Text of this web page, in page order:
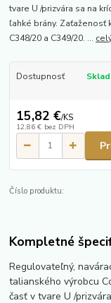
tvare U /prizvára sa na
ľahké brány.
C348/20 a C349/20. ...
Dostupnosť
15,82 €/KS
12,86 € bez DPH
Číslo produktu:
Kompletné
Regulovateľný,
talianského výrobcu
časť v tvare U /